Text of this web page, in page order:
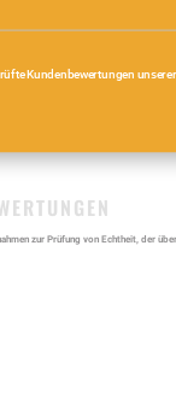
Kundenbewertungen
zur Prüfung von Echtheit, der